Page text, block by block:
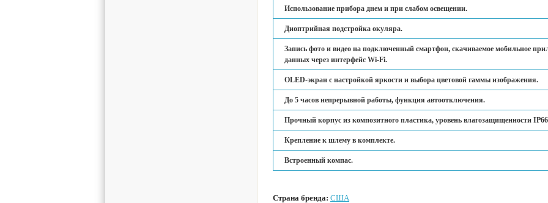
Использование прибора днем и при слабом освещении.
Диоптрийная подстройка окуляра.
Запись фото и видео на подключенный смартфон, скачиваемое мобильное
данных через интерфейс Wi-Fi.
OLED-экран с настройкой яркости и выбора цветовой гаммы изображения.
До 5 часов непрерывной работы, функция автоотключения.
Прочный корпус из композитного пластика, уровень влагозащищенности
Крепление к шлему в комплекте.
Встроенный компас.
Страна бренда: США